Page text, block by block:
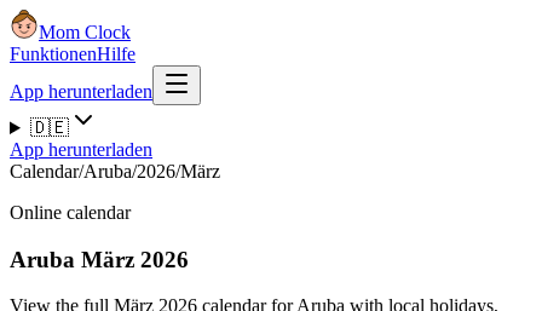
Mom Clock
FunktionenHilfe
App herunterladen
🇩🇪
App herunterladen
Calendar/Aruba/2026/März
Online calendar
Aruba März 2026
View the full März 2026 calendar for Aruba with local holidays,